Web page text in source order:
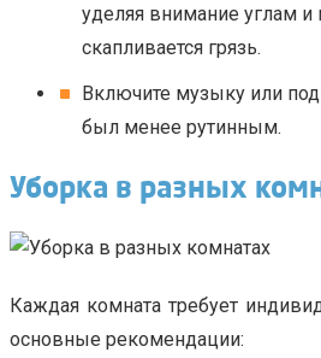
уделяя внимание углам и
скапливается грязь.
Включите музыку или
был менее рутинным.
Уборка в разных
Каждая комната требует
основные рекомендации: